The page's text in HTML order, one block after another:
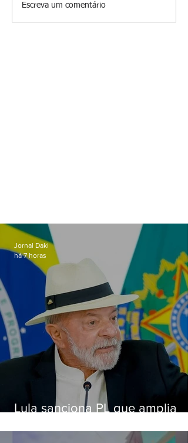
Escreva um comentário
Lula sanciona PL que amplia
crianças
Jornal Daki
há 7 horas